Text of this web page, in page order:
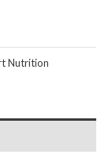
Nutrition